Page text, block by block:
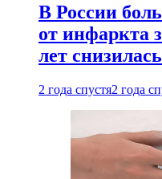
В России
от инфаркта
лет
2 года спустя2 года